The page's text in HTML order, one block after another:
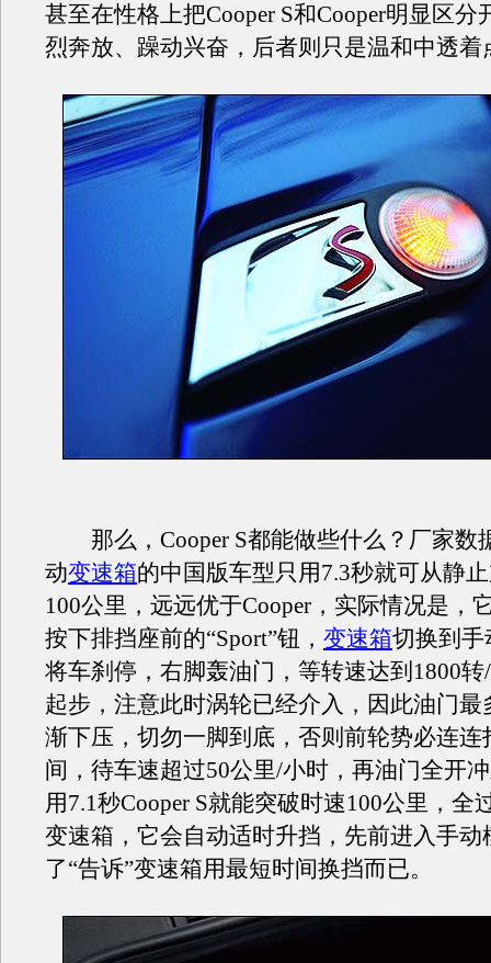
甚至在性格上把Cooper S和Cooper明显区分
烈奔放、躁动兴奋，后者则只是温和中透着
那么，Cooper S都能做些什么？厂家数
动变速箱的中国版车型只用7.3秒就可从静
100公里，远远优于Cooper，实际情况是，
按下排挡座前的“Sport”钮， 变速箱切换到手
将车刹停，右脚轰油门，等转速达到1800
起步，注意此时涡轮已经介入，因此油门最
渐下压，切勿一脚到底，否则前轮势必连连
间，待车速超过50公里/小时，再油门全开
用7.1秒Cooper S就能突破时速100公里，全
变速箱，它会自动适时升挡，先前进入手动
了“告诉”变速箱用最短时间换挡而已。